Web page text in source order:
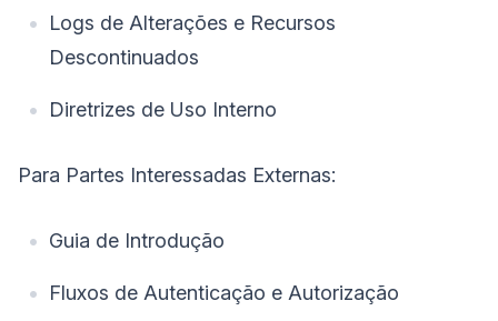
Logs de Alterações e Recursos
Descontinuados
Diretrizes de Uso Interno
Para Partes Interessadas Externas:
Guia de Introdução
Fluxos de Autenticação e Autorização